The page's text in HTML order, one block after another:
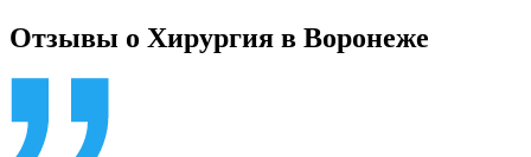
Отзывы о Хирургия в Воронеже